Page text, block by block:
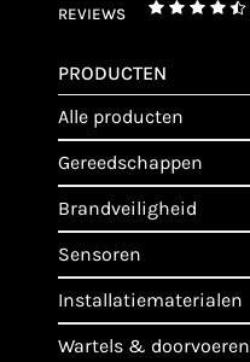
REVIEWS
PRODUCTEN
alle producten
gereedschappen
brandveiligheid
sensoren
installatiematerialen
wartels & doorvoeren